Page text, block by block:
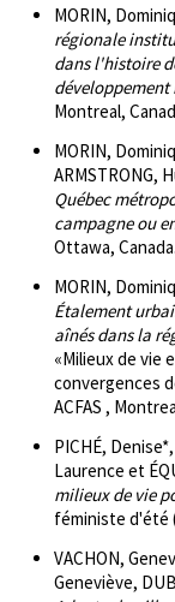
MORIN,
régionale
dans l'histoire
développement
Montreal,
MORIN,
ARMSTRONG,
Québec
campagne ou
Ottawa, Canada.
MORIN,
Étalement
aînés dans la
«Milieux de vie
convergences
ACFAS ,
PICHÉ,
Laurence et
milieux de vie
féministe d'été (
VACHON,
Geneviève,